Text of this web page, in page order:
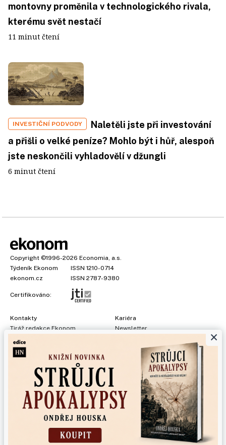
montovny proměnila v technologického rivala,
kterému svět nestačí
11 minut čtení
INVESTIČNÍ PODVODY
Naletěli jste při investování
a přišli o velké peníze? Mohlo být i hůř, alespoň
jste neskončili vyhladovělí v džungli
6 minut čtení
Copyright ©1996-2026 Economia, a.s.
Týdeník Ekonom
ISSN 1210-0714
ekonom.cz
ISSN 2787-9380
Certifikováno:
Kontakty
Tiráž redakce Ekonom
Kariéra
Newsletter
Prohlášení o cookies
Nastavení soukromí
Ochrana osobních údajů
, obchodní garant:Adéla Formáčková,+420 739 500 832
Jakékoliv užití obsahu, včetně převzetí článků, je bez souhlasu
Economia, a.s. zapovězeno. Bez souhlasu Economia, a.s. je
zapovězeno též rozmnožování obsahu pro účely automatizované
analýzy textů nebo dat podle ustanovení § 39c autorského zákona.
×